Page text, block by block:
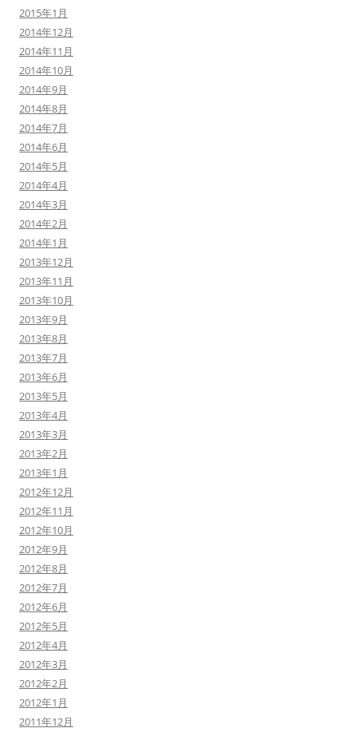
2015年1月
2014年12月
2014年11月
2014年10月
2014年9月
2014年8月
2014年7月
2014年6月
2014年5月
2014年4月
2014年3月
2014年2月
2014年1月
2013年12月
2013年11月
2013年10月
2013年9月
2013年8月
2013年7月
2013年6月
2013年5月
2013年4月
2013年3月
2013年2月
2013年1月
2012年12月
2012年11月
2012年10月
2012年9月
2012年8月
2012年7月
2012年6月
2012年5月
2012年4月
2012年3月
2012年2月
2012年1月
2011年12月